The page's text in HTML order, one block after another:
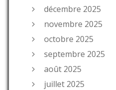
décembre 2025
novembre 2025
octobre 2025
septembre 2025
août 2025
juillet 2025